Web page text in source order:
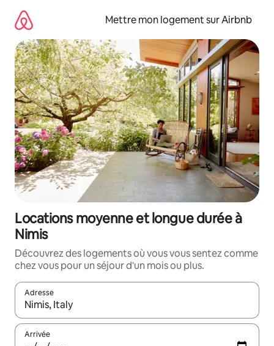
directement
contenu
Mettre mon logement sur Airbnb
Locations moyenne et longue durée à
Nimis
Découvrez des logements où vous vous sentez comme
chez vous pour un séjour d'un mois ou plus.
Adresse
Lorsque les résultats s'affichent, utilisez les flèches vers le
Arrivée